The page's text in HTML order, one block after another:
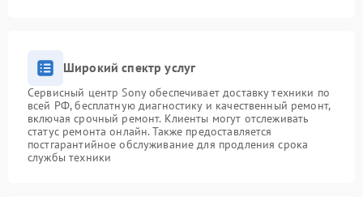
Широкий спектр услуг
Сервисный центр Sony обеспечивает доставку техники по
всей РФ, бесплатную диагностику и качественный ремонт,
включая срочный ремонт. Клиенты могут отслеживать
статус ремонта онлайн. Также предоставляется
постгарантийное обслуживание для продления срока
службы техники